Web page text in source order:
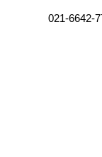
021-6642-